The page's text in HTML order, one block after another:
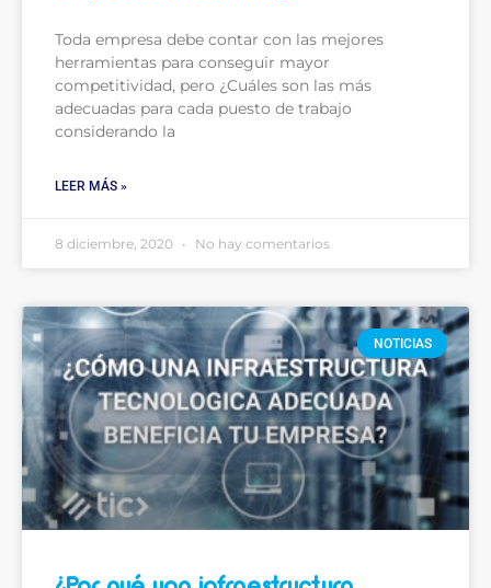
Toda empresa debe contar con las mejores
herramientas para conseguir mayor
competitividad, pero ¿Cuáles son las más
adecuadas para cada puesto de trabajo
considerando la
LEER MÁS »
8 diciembre, 2020 No hay comentarios
NOTICIAS